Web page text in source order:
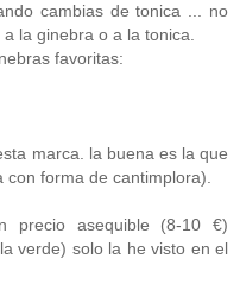
cambias de tonica ... no
la ginebra o a la tonica.
favoritas:
marca. la buena es la que
forma de cantimplora).
precio asequible (8-10 €)
verde) solo la he visto en el